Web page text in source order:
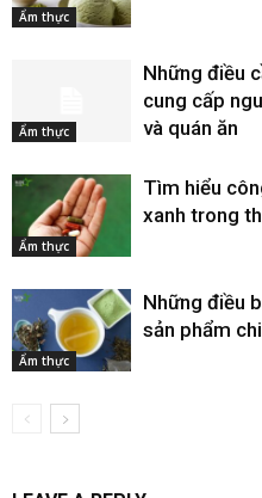
Ẩm thực
Ẩm thực
Những điều
cung cấp
và quán ăn
Ẩm thực
Tìm hiểu
xanh trong
Ẩm thực
Những điều
sản phẩm